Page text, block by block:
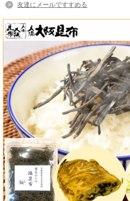
友達にメールですすめる